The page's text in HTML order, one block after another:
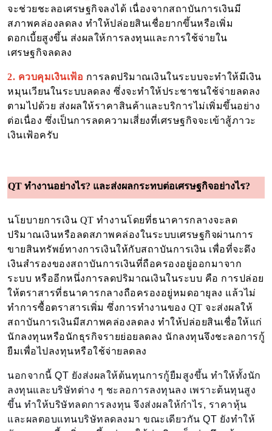
จะช่วยชะลอเศรษฐกิจลงได้ เนื่องจากสถาบันการเงินมี
สภาพคล่องลดลง ทำให้ปล่อยสินเชื่อยากขึ้นหรือเพิ่ม
ดอกเบี้ยสูงขึ้น ส่งผลให้การลงทุนและการใช้จ่ายใน
เศรษฐกิจลดลง
2. ควบคุมเงินเฟ้อ การลดปริมาณเงินในระบบจะทำให้มีเงิน
หมุนเวียนในระบบลดลง ซึ่งจะทำให้ประชาชนใช้จ่ายลดลง
ตามไปด้วย ส่งผลให้ราคาสินค้าและบริการไม่เพิ่มขึ้นอย่าง
ต่อเนื่อง ซึ่งเป็นการลดความเสี่ยงที่เศรษฐกิจจะเข้าสู้ภาวะ
เงินเฟ้อครับ
QT ทำงานอย่างไร? และส่งผลกระทบต่อเศรษฐกิจอย่างไร?
นโยบายการเงิน QT ทำงานโดยที่ธนาคารกลางจะลด
ปริมาณเงินหรือลดสภาพคล่องในระบบเศรษฐกิจผ่านการ
ขายสินทรัพย์ทางการเงินให้กับสถาบันการเงิน เพื่อที่จะดึง
เงินสำรองของสถาบันการเงินที่ถือครองอยู่ออกมาจาก
ระบบ หรืออีกหนึ่งการลดปริมาณเงินในระบบ คือ การปล่อย
ให้ตราสารที่ธนาคารกลางถือครองอยู่หมดอายุลง แล้วไม่
ทำการซื้อตราสารเพิ่ม ซึ่งการทำงานของ QT จะส่งผลให้
สถาบันการเงินมีสภาพคล่องลดลง ทำให้ปล่อยสินเชื่อให้แก่
นักลงทุนหรือนักธุรกิจรายย่อยลดลง นักลงทุนจึงชะลอการกู้
ยืมเพื่อไปลงทุนหรือใช้จ่ายลดลง
นอกจากนี้ QT ยังส่งผลให้ต้นทุนการกู้ยืมสูงขึ้น ทำให้ทั้งนัก
ลงทุนและบริษัทต่าง ๆ ชะลอการลงทุนลง เพราะต้นทุนสูง
ขึ้น ทำให้บริษัทลดการลงทุน จึงส่งผลให้กำไร, ราคาหุ้น
และผลตอบแทนบริษัทลดลงมา ขณะเดียวกัน QT ยังทำให้